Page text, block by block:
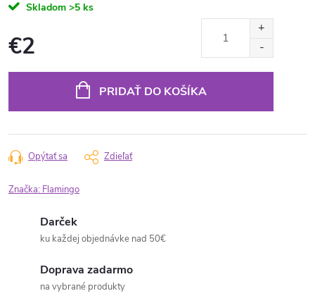
Skladom >5 ks
€2
PRIDAŤ DO KOŠÍKA
Opýtať sa Zdieľať
Značka: Flamingo
Darček
ku každej objednávke nad 50€
Doprava zadarmo
na vybrané produkty